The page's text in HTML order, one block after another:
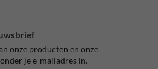
onze producten en onze
je e-mailadres in.